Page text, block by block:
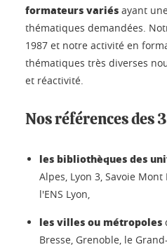
formateurs variés ayant
thématiques demandées.
1987 et notre activité en
thématiques très diverses
et réactivité.
Nos références des
les bibliothèques des
Alpes, Lyon 3, Savoie
l'ENS Lyon,
les villes ou métropoles
Bresse, Grenoble, le